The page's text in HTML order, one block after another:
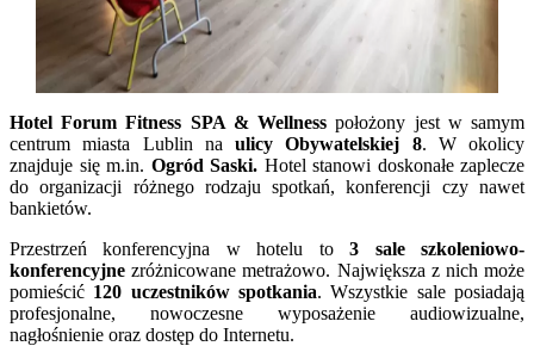
Hotel Forum Fitness SPA & Wellness położony jest w samym
centrum miasta Lublin na ulicy Obywatelskiej 8. W okolicy
znajduje się m.in. Ogród Saski. Hotel stanowi doskonałe zaplecze
do organizacji różnego rodzaju spotkań, konferencji czy nawet
bankietów.
Przestrzeń konferencyjna w hotelu to3 sale szkoleniowo-
konferencyjne zróżnicowane metrażowo. Największa z nich może
pomieścić 120 uczestników spotkania. Wszystkie sale posiadają
profesjonalne, nowoczesne wyposażenie audiowizualne,
nagłośnienie oraz dostęp do Internetu.